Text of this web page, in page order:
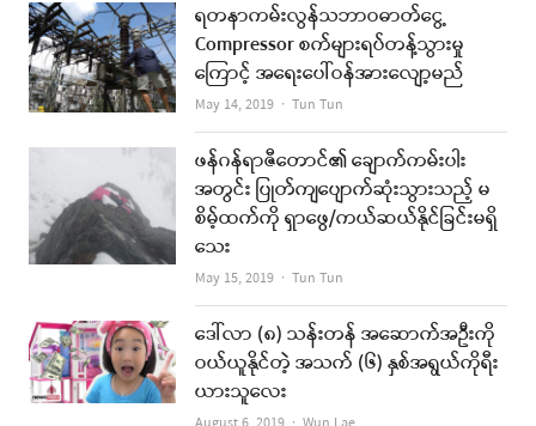
ရတနာကမ်းလွန်သဘာဝဓာတ်ငွေ့
Compressor စက်များရပ်တန့်သွားမှု
ကြောင့် အရေးပေါ်ဝန်အားလျော့မည်
May 14, 2019 Author
Tun Tun
ဖန်ဂန်ရာဇီတောင်၏ ချောက်ကမ်းပါး
အတွင်း ပြုတ်ကျပျောက်ဆုံးသွားသည့် မ
စိမ့်ထက်ကို ရှာဖွေ/ကယ်ဆယ်နိုင်ခြင်းမရှိ
သေး
May 15, 2019 Author
Tun Tun
ဒေါ်လာ (၈) သန်းတန် အဆောက်အဦးကို
ဝယ်ယူနိုင်တဲ့ အသက် (၆) နှစ်အရွယ်ကိုရီး
ယားသူလေး